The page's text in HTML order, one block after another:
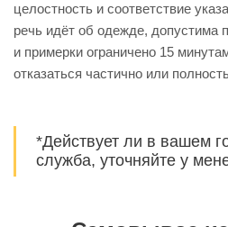
целостность и соответствие
речь идёт об одежде, допустима
и примерки ограничено 15
отказаться частично или
*Действует ли в вашем
служба, уточняйте у